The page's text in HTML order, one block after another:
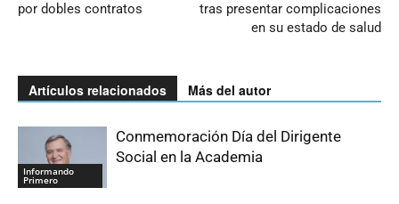
por dobles contratos
tras presentar complicaciones
en su estado de salud
Artículos relacionados Más del autor
Informando
Primero
Conmemoración Día del Dirigente
Social en la Academia